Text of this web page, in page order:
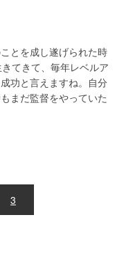
とを成し遂げられた時
てきて、毎年レベルア
功と言えますね。自分
まだ監督をやっていた
3